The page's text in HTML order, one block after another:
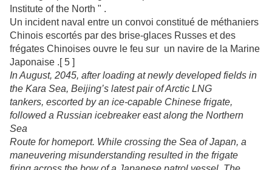
Institute of the North " .
Un incident naval entre un convoi constitué de méthaniers
Chinois escortés par des brise-glaces Russes et des
frégates Chinoises ouvre le feu sur un navire de la Marine
Japonaise .[ 5 ]
In August, 2045, after loading at newly developed fields in
the Kara Sea, Beijing’s latest pair of Arctic LNG
tankers, escorted by an ice-capable Chinese frigate,
followed a Russian icebreaker east along the Northern
Sea
Route for homeport. While crossing the Sea of Japan, a
maneuvering misunderstanding resulted in the frigate